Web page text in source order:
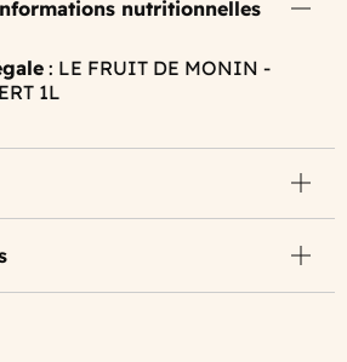
nutritionnelles
: LE FRUIT DE MONIN -
1L